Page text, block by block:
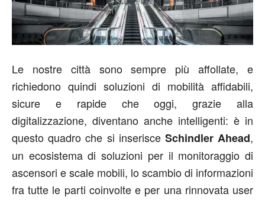
Le nostre città sono sempre più affollate, e
richiedono quindi soluzioni di mobilità affidabili,
sicure e rapide che oggi, grazie alla
digitalizzazione, diventano anche intelligenti: è in
questo quadro che si inserisce Schindler Ahead,
un ecosistema di soluzioni per il monitoraggio di
ascensori e scale mobili, lo scambio di informazioni
fra tutte le parti coinvolte e per una rinnovata user